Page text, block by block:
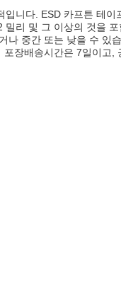
니다. ESD 카프튼 테
리 및 그 이상의 것을
나 중간 또는 낮을 수
장배송시간은 7일이고,